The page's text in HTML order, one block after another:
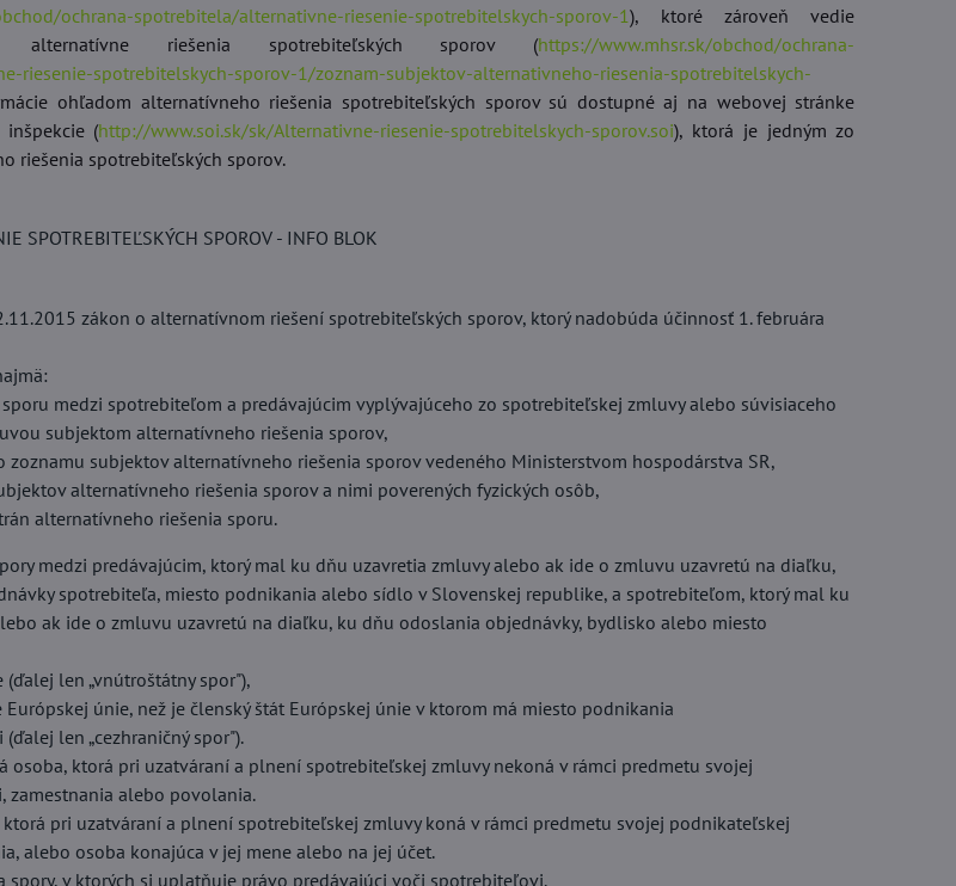
ochrana-spotrebitela/alternativne-riesenie-spotrebitelskych-sporov-1), ktoré zároveň vedie
alternatívne riešenia spotrebiteľských sporov (https://www.mhsr.sk/obchod/ochrana-
riesenie-spotrebitelskych-sporov-1/zoznam-subjektov-alternativneho-riesenia-spotrebitelskych-
ohľadom alternatívneho riešenia spotrebiteľských sporov sú dostupné aj na webovej stránke
inšpekcie (http://www.soi.sk/sk/Alternativne-riesenie-spotrebitelskych-sporov.soi), ktorá je jedným zo
riešenia spotrebiteľských sporov.
SPOTREBITEĽSKÝCH SPOROV - INFO BLOK
zákon o alternatívnom riešení spotrebiteľských sporov, ktorý nadobúda účinnosť 1. februára
medzi spotrebiteľom a predávajúcim vyplývajúceho zo spotrebiteľskej zmluvy alebo súvisiaceho
subjektom alternatívneho riešenia sporov,
zoznamu subjektov alternatívneho riešenia sporov vedeného Ministerstvom hospodárstva SR,
alternatívneho riešenia sporov a nimi poverených fyzických osôb,
alternatívneho riešenia sporu.
medzi predávajúcim, ktorý mal ku dňu uzavretia zmluvy alebo ak ide o zmluvu uzavretú na diaľku,
spotrebiteľa, miesto podnikania alebo sídlo v Slovenskej republike, a spotrebiteľom, ktorý mal ku
ak ide o zmluvu uzavretú na diaľku, ku dňu odoslania objednávky, bydlisko alebo miesto
len „vnútroštátny spor"),
únie, než je členský štát Európskej únie v ktorom má miesto podnikania
len „cezhraničný spor").
osoba, ktorá pri uzatváraní a plnení spotrebiteľskej zmluvy nekoná v rámci predmetu svojej
zamestnania alebo povolania.
ktorá pri uzatváraní a plnení spotrebiteľskej zmluvy koná v rámci predmetu svojej podnikateľskej
alebo osoba konajúca v jej mene alebo na jej účet.
spory, v ktorých si uplatňuje právo predávajúci voči spotrebiteľovi.